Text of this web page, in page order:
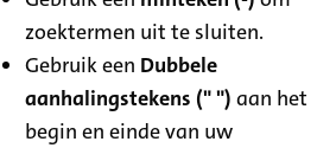
zoektermen uit te sluiten.
Gebruik een Dubbele
aanhalingstekens (" ") aan het
begin en einde van uw